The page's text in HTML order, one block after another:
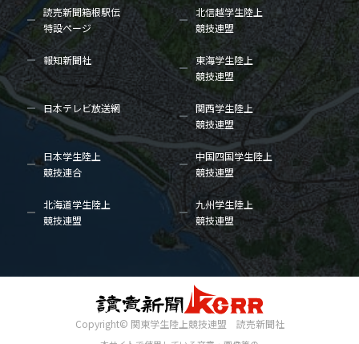
読売新聞箱根駅伝
特設ページ
北信越学生陸上
競技連盟
報知新聞社
東海学生陸上
競技連盟
日本テレビ放送網
関西学生陸上
競技連盟
日本学生陸上
競技連合
中国四国学生陸上
競技連盟
北海道学生陸上
競技連盟
九州学生陸上
競技連盟
Copyright© 関東学生陸上競技連盟 読売新聞社